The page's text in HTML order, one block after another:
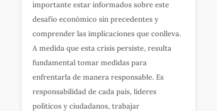
importante estar informados sobre este
desafío económico sin precedentes y
comprender las implicaciones que conlleva.
A medida que esta crisis persiste, resulta
fundamental tomar medidas para
enfrentarla de manera responsable. Es
responsabilidad de cada país, líderes
políticos y ciudadanos, trabajar